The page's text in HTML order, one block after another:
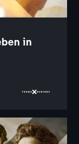
in